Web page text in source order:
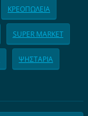
ΚΡΕΟΠΩΛΕΙΑ
SUPER MARKET
ΨΗΣΤΑΡΙΑ